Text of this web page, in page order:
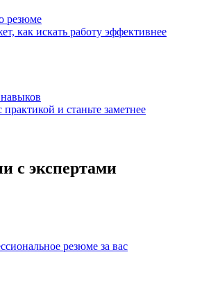
резюме
как искать работу эффективнее
и станьте заметнее
с экспертами
резюме за вас